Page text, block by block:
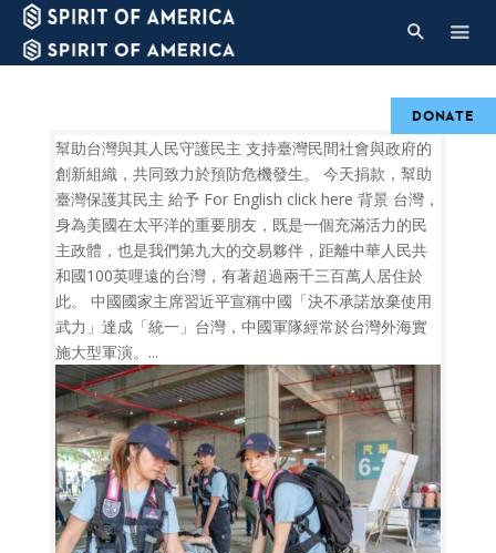
幫助台灣與其人民守護民主 支持臺灣民間社會與政府的
創新組織，共同致力於預防危機發生。 今天捐款，幫助
臺灣保護其民主 給予 For English click here 背景 台灣，
身為美國在太平洋的重要朋友，既是一個充滿活力的民
主政體，也是我們第九大的交易夥伴，距離中華人民共
和國100英哩遠的台灣，有著超過兩千三百萬人居住於
此。 中國國家主席習近平宣稱中國「決不承諾放棄使用
武力」達成「統一」台灣，中國軍隊經常於台灣外海實
施大型軍演。...
DONATE